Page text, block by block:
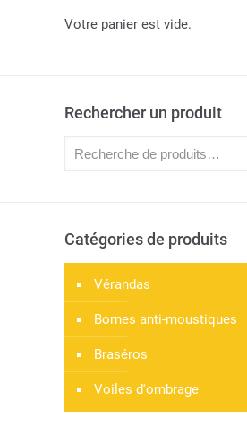
Votre panier est vide.
Rechercher un produit
Catégories de produits
Vérandas
Bornes anti-moustiques
Braséros
Voiles d'ombrage